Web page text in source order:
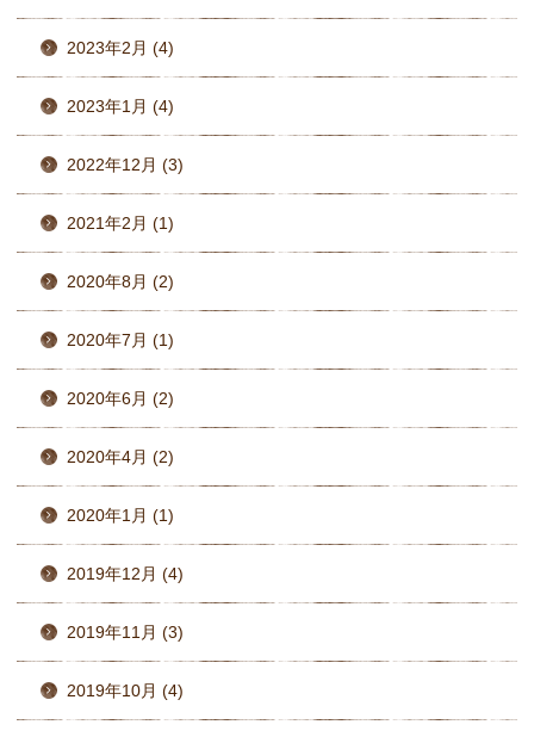
2023年2月 (4)
2023年1月 (4)
2022年12月 (3)
2021年2月 (1)
2020年8月 (2)
2020年7月 (1)
2020年6月 (2)
2020年4月 (2)
2020年1月 (1)
2019年12月 (4)
2019年11月 (3)
2019年10月 (4)